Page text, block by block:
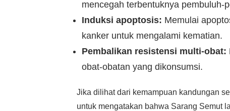
mencegah terbentuknya pembuluh-
Induksi apoptosis: Memulai
kanker untuk mengalami kematian.
Pembalikan resistensi multi-obat:
obat-obatan yang dikonsumsi.
Jika dilihat dari kemampuan kandungan
untuk mengatakan bahwa Sarang Semut